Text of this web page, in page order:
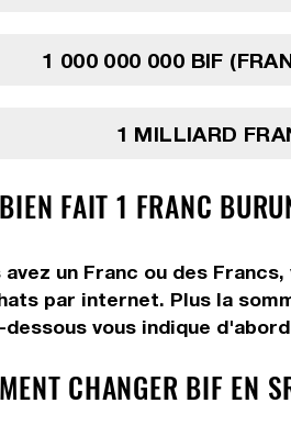
1 000 000 000 BIF
1 MILLIARD
FAIT 1 FRANC
avez un Franc ou des
par internet. Plus la
vous indique
CHANGER BIF EN